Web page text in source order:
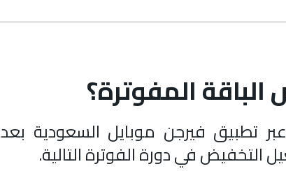
المفوترة؟
تطبيق فيرجن موبايل السعودية بعد
في دورة الفوترة التالية.